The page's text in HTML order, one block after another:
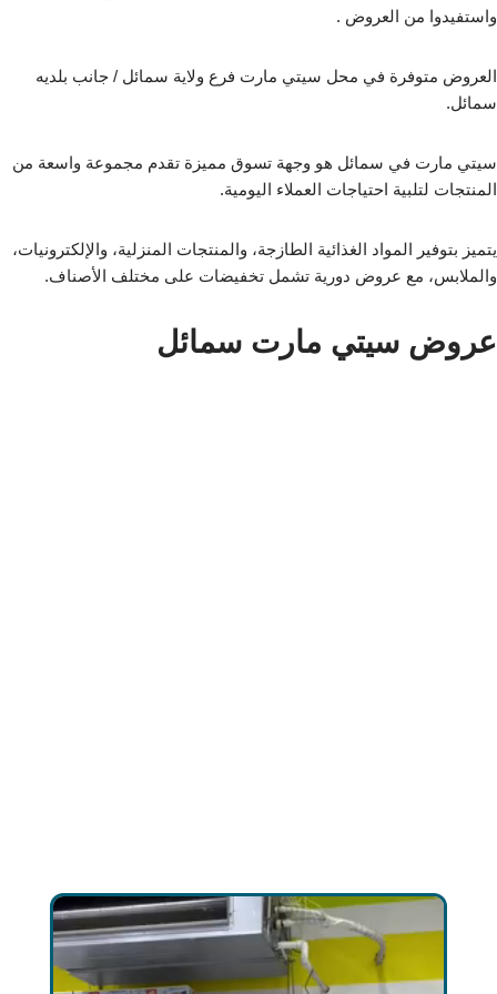
واستفيدوا من العروض .
العروض متوفرة في محل سيتي مارت فرع ولاية سمائل / جانب بلديه
سمائل.
سيتي مارت في سمائل هو وجهة تسوق مميزة تقدم مجموعة واسعة من
المنتجات لتلبية احتياجات العملاء اليومية.
يتميز بتوفير المواد الغذائية الطازجة، والمنتجات المنزلية، والإلكترونيات،
والملابس، مع عروض دورية تشمل تخفيضات على مختلف الأصناف.
عروض سيتي مارت سمائل